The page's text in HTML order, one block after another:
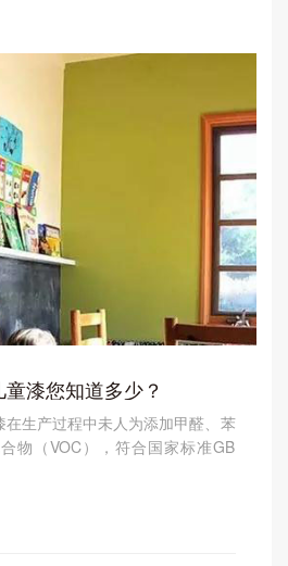
漆您知道多少？
生产过程中未人为添加甲醛、苯
物（VOC），符合国家标准GB